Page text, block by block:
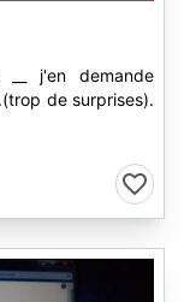
__ j'en demande
de surprises).